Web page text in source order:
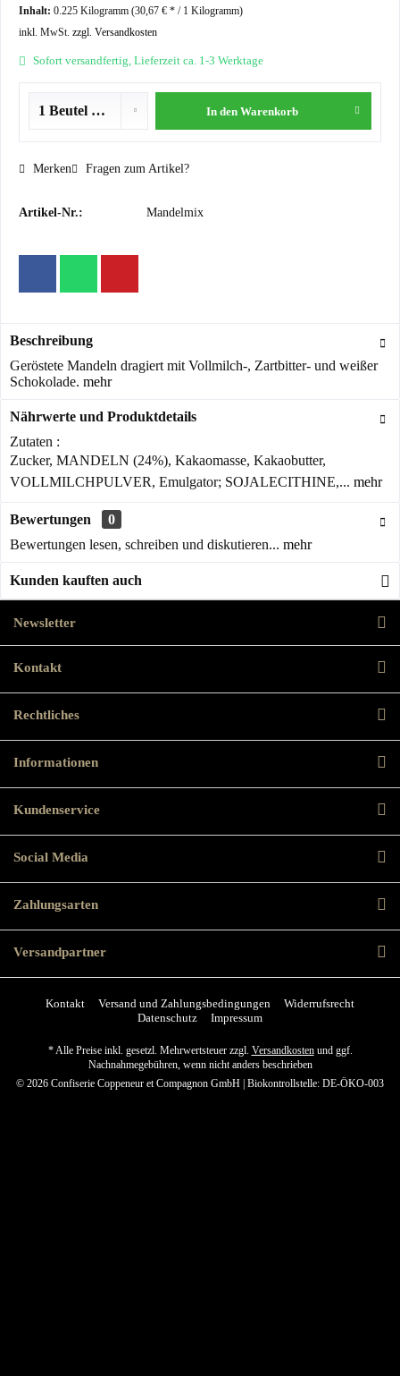
Inhalt: 0.225 Kilogramm (30,67 € * / 1 Kilogramm)
inkl. MwSt. zzgl. Versandkosten
Sofort versandfertig, Lieferzeit ca. 1-3 Werktage
In den Warenkorb
Merken Fragen zum Artikel?
Artikel-Nr.: Mandelmix
Beschreibung
Geröstete Mandeln dragiert mit Vollmilch-, Zartbitter- und weißer
Schokolade. mehr
Nährwerte und Produktdetails
Zutaten :
Zucker, MANDELN (24%), Kakaomasse, Kakaobutter,
VOLLMILCHPULVER, Emulgator; SOJALECITHINE,... mehr
Bewertungen
0
Bewertungen lesen, schreiben und diskutieren... mehr
Kunden kauften auch
Newsletter
Kontakt
Rechtliches
Informationen
Kundenservice
Social Media
Zahlungsarten
Versandpartner
Kontakt Versand und Zahlungsbedingungen
Widerrufsrecht
Datenschutz
Impressum
* Alle Preise inkl. gesetzl. Mehrwertsteuer zzgl. Versandkostenund ggf.
Nachnahmegebühren, wenn nicht anders beschrieben
© 2026 Confiserie Coppeneur et Compagnon GmbH | Biokontrollstelle: DE-ÖKO-003